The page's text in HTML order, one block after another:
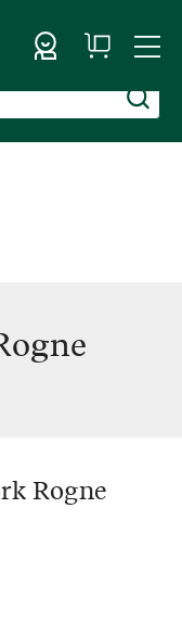
Logg inn
Handlekurv
Rogne